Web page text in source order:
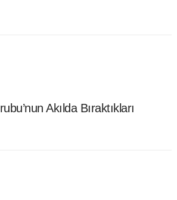
Akılda Bıraktıkları